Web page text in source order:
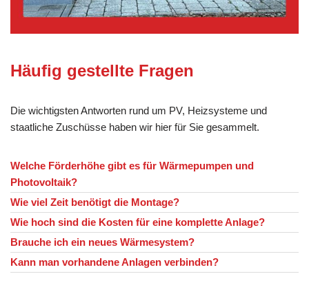
Häufig gestellte Fragen
Die wichtigsten Antworten rund um PV, Heizsysteme und
staatliche Zuschüsse haben wir hier für Sie gesammelt.
Welche Förderhöhe gibt es für Wärmepumpen und
Photovoltaik?
Wie viel Zeit benötigt die Montage?
Wie hoch sind die Kosten für eine komplette Anlage?
Brauche ich ein neues Wärmesystem?
Kann man vorhandene Anlagen verbinden?